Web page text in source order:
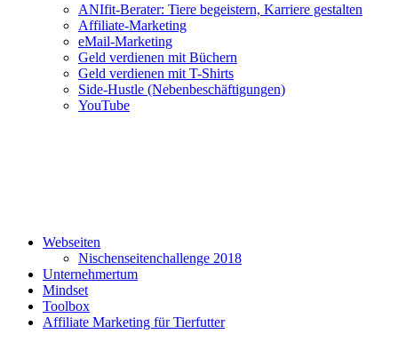
ANIfit-Berater: Tiere begeistern, Karriere gestalten
Affiliate-Marketing
eMail-Marketing
Geld verdienen mit Büchern
Geld verdienen mit T-Shirts
Side-Hustle (Nebenbeschäftigungen)
YouTube
Webseiten
Nischenseitenchallenge 2018
Unternehmertum
Mindset
Toolbox
Affiliate Marketing für Tierfutter